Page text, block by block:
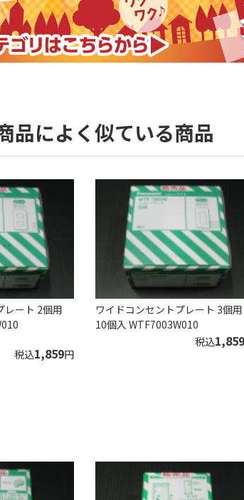
品によく似ている商品
レート 2個用
税込1,859円
ワイドコンセントプレート 3個用
10個入 WTF7003W010
税込1,859